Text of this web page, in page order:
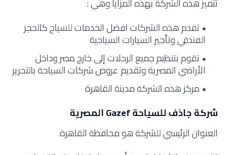
تقدم هذه الشركات افضل الخدمات للسياح كالحجز
الفندقي وتأجير السيارات السياحية
تقوم بتنظيم جميع الرحلات إلى خارج مصر وداخل
الأراضي المصرية وتقديم عروض شركات السياحة بالتحرير
مركز هذه الشركة مدينة القاهرة
شركة جاذف للسياحة Gazef المصرية
العنوان الرئيسي للشركة هو محافظة القاهرة